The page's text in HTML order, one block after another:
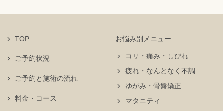
TOP
ご予約状況
お悩み別メニュー
コリ・痛み・しびれ
疲れ・なんとなく不調
ゆがみ・骨盤矯正
マタニティ
ご予約と施術の流れ
料金・コース